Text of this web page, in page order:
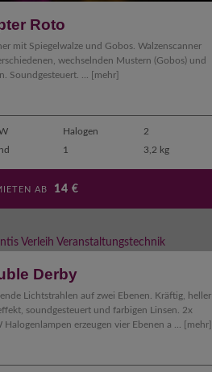
Roto
mit Spiegelwalze und Gobos. Walzenscanner
wechselnden Mustern (Gobos) und
Soundgesteuert. ...
[mehr]
Halogen
2
1 3,2 kg
AB 14 €
Derby
Lichtstrahlen auf zwei Ebenen. Kräftig, heller
soundgesteuert und farbigen Linsen. 2x
Halogenlampen erzeugen vier Ebenen a ...
[mehr]